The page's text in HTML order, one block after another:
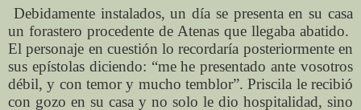
Debidamente instalados, un día se presenta en su casa
un forastero procedente de Atenas que llegaba abatido.
El personaje en cuestión lo recordaría posteriormente en
sus epístolas diciendo: “me he presentado ante vosotros
débil, y con temor y mucho temblor”. Priscila le recibió
con gozo en su casa y no solo le dio hospitalidad, sino